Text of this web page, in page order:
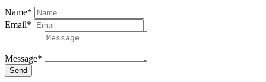
Name*
Email*
Message*
Send